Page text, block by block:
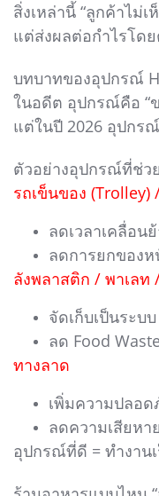
สิ่งเหล่านี้ “ลูกค้าไม่เ
แต่ส่งผลต่อกำไรโดย
บทบาทของอุปกรณ์
ในอดีต อุปกรณ์คือ “
แต่ในปี 2026 อุปกรณ์
ตัวอย่างอุปกรณ์ที่ช่ว
รถเข็นของ
ลดเวลาเคลื่อน
ลดการยกของห
ลังพลาสติก / พาเลท
จัดเก็บเป็นระบบ
ลด Food Waste
ทางลาด
เพิ่มความปลอด
ลดความเสียหา
อุปกรณ์ที่ดี = ทำงาน